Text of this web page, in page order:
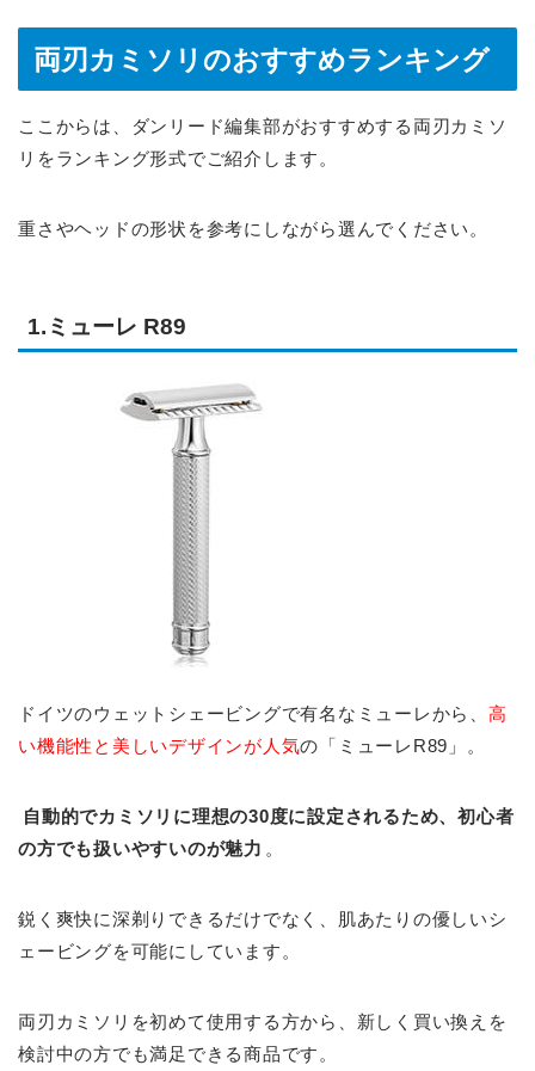
両刃カミソリのおすすめランキング
ここからは、ダンリード編集部がおすすめする両刃カミソ
リをランキング形式でご紹介します。
重さやヘッドの形状を参考にしながら選んでください。
1.ミューレ R89
ドイツのウェットシェービングで有名なミューレから、 高
い機能性と美しいデザインが人気の「ミューレR89」。
自動的でカミソリに理想の30度に設定されるため、初心者
の方でも扱いやすいのが魅力 。
鋭く爽快に深剃りできるだけでなく、肌あたりの優しいシ
ェービングを可能にしています。
両刃カミソリを初めて使用する方から、新しく買い換えを
検討中の方でも満足できる商品です。